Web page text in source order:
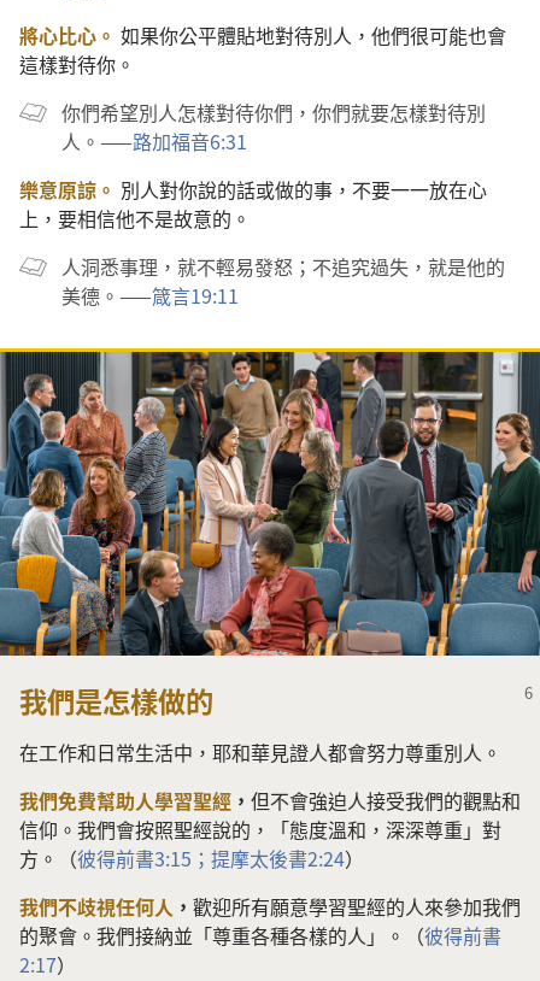
將心比心。 如果你公平體貼地對待別人，他們很可能也會
這樣對待你。
你們希望別人怎樣對待你們，你們就要怎樣對待別
人。——路加福音6:31
樂意原諒。 別人對你說的話或做的事，不要一一放在心
上，要相信他不是故意的。
人洞悉事理，就不輕易發怒；不追究過失，就是他的
美德。——箴言19:11
我們是怎樣做的
在工作和日常生活中，耶和華見證人都會努力尊重別人。
我們免費幫助人學習聖經 ， 但不會強迫人接受我們的觀點和
信仰。我們會按照聖經說的，「態度溫和，深深尊重」對
方。（彼得前書3:15； 提摩太後書2:24）
我們不歧視任何人 ， 歡迎所有願意學習聖經的人來參加我們
的聚會。我們接納並「尊重各種各樣的人」。（彼得前書
2:17）